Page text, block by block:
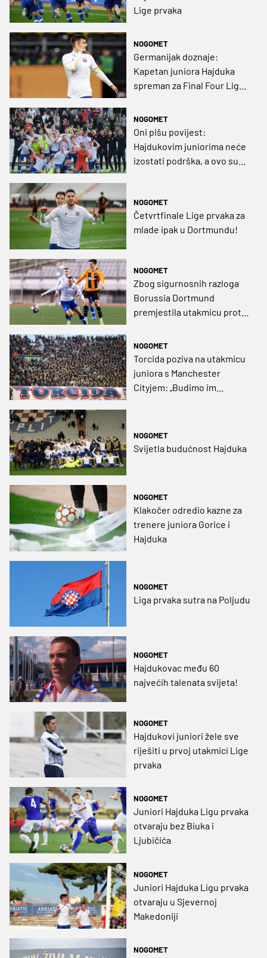
Lige prvaka
NOGOMET
Germanijak doznaje:
Kapetan juniora Hajduka
spreman za Final Four Lige
NOGOMET
Oni pišu povijest:
Hajdukovim juniorima neće
izostati podrška, a ovo su
NOGOMET
Četvrtfinale Lige prvaka za
mlade ipak u Dortmundu!
NOGOMET
Zbog sigurnosnih razloga
Borussia Dortmund
premjestila utakmicu protiv
NOGOMET
Torcida poziva na utakmicu
juniora s Manchester
Cityjem: „Budimo im
pobjedi!“
NOGOMET
Svijetla budućnost Hajduka
NOGOMET
Klakočer odredio kazne za
trenere juniora Gorice i
Hajduka
NOGOMET
Liga prvaka sutra na Poljudu
NOGOMET
Hajdukovac među 60
najvećih talenata svijeta!
NOGOMET
Hajdukovi juniori žele sve
riješiti u prvoj utakmici Lige
prvaka
NOGOMET
Juniori Hajduka Ligu prvaka
otvaraju bez Biuka i
Ljubičića
NOGOMET
Juniori Hajduka Ligu prvaka
otvaraju u Sjevernoj
Makedoniji
NOGOMET